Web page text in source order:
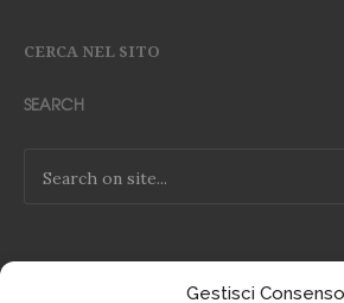
Gestisci Consenso
CERCA NEL SITO
SEARCH